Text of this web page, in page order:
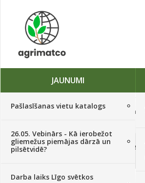
JAUNUMI
Pašlasīšanas vietu katalogs
26.05. Vebinārs - Kā ierobežot
gliemežus piemājas dārzā un
pilsētvidē?
Darba laiks Līgo svētkos
Traktori, tehnika, rezerves daļas,
Sēklas, sīpoli, ķiploki, sīpolpuķes,
kartupeļi